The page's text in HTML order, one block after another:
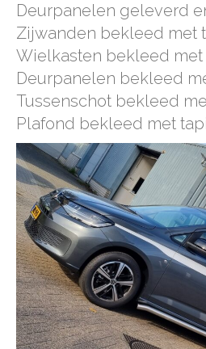
Deurpanelen geleverd
Zijwanden bekleed met
Wielkasten bekleed
Deurpanelen bekleed
Tussenschot bekleed
Plafond bekleed met